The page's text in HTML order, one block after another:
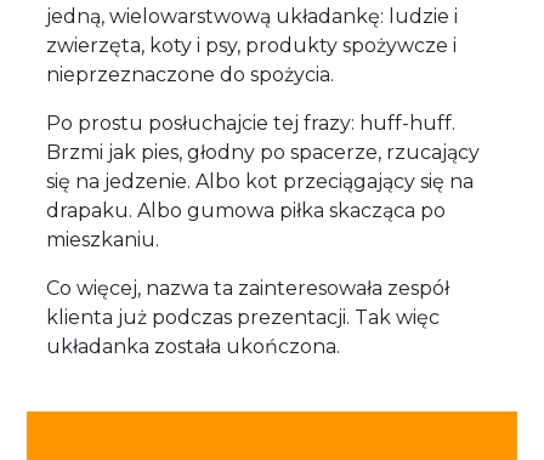
jedną, wielowarstwową układankę: ludzie i
zwierzęta, koty i psy, produkty spożywcze i
nieprzeznaczone do spożycia.
Po prostu posłuchajcie tej frazy: huff-huff.
Brzmi jak pies, głodny po spacerze, rzucający
się na jedzenie. Albo kot przeciągający się na
drapaku. Albo gumowa piłka skacząca po
mieszkaniu.
Co więcej, nazwa ta zainteresowała zespół
klienta już podczas prezentacji. Tak więc
układanka została ukończona.